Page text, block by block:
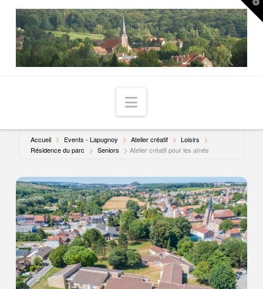
Navigation
Accueil Events - Lapugnoy Atelier créatif
Loisirs
Résidence du parc
Seniors Atelier créatif pour les aînés